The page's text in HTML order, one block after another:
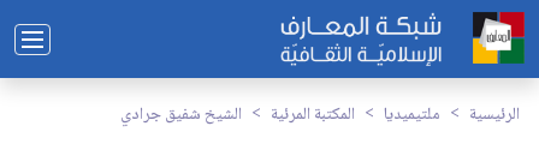
الرئيسية ملتيميديا المكتبة المرئية الشيخ شفيق جرادي